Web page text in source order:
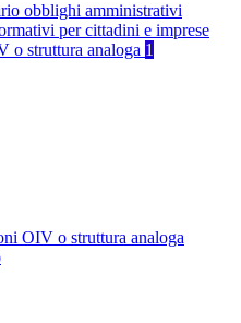
obblighi amministrativi
per cittadini e imprese
o struttura analoga 1
OIV o struttura analoga